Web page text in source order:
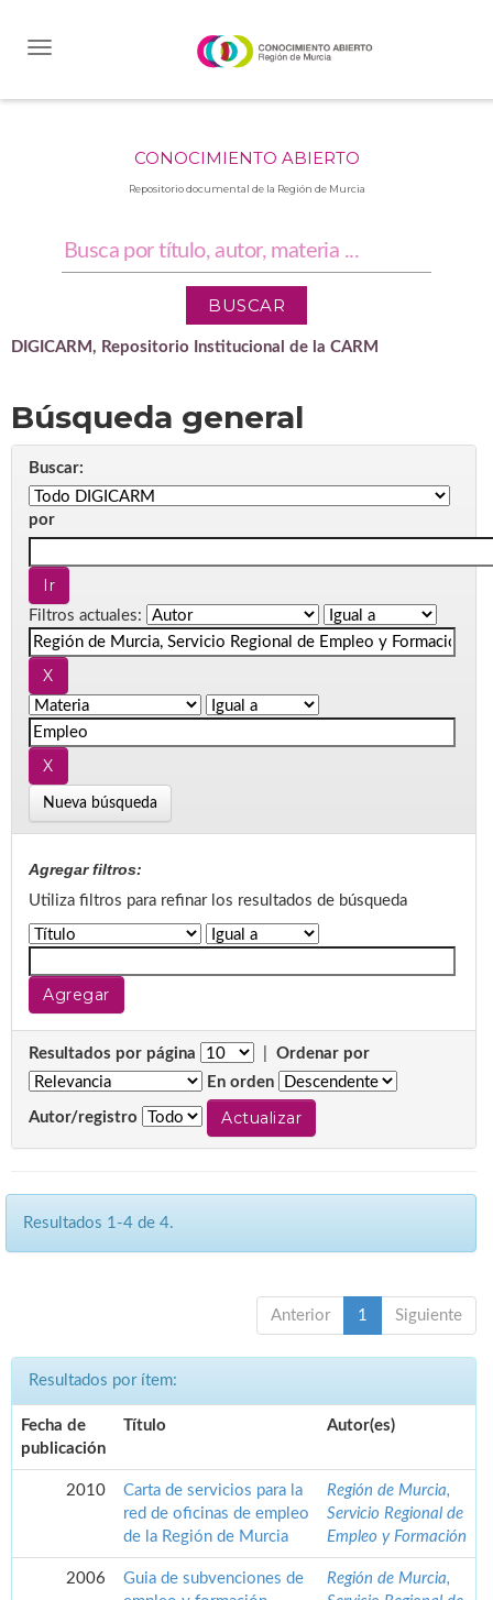
CONOCIMIENTO ABIERTO
Repositorio documental de la Región de Murcia
DIGICARM, Repositorio Institucional de la CARM
Búsqueda general
Buscar:
por
Filtros actuales:
Nueva búsqueda
Agregar filtros:
Utiliza filtros para refinar los resultados de búsqueda
Resultados por página
Ordenar por
En orden
Autor/registro
Resultados 1-4 de 4.
Anterior 1 Siguiente
Resultados por ítem:
Fecha de
publicación
Título Autor(es)
2010
Carta de servicios para la
red de oficinas de empleo
de la Región de Murcia
Región de Murcia,
Servicio Regional de
Empleo y Formación
2006
Guia de subvenciones de
Región de Murcia,